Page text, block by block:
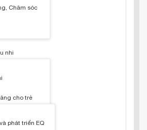
Chăm sóc
nhi
cho trẻ
phát triển EQ